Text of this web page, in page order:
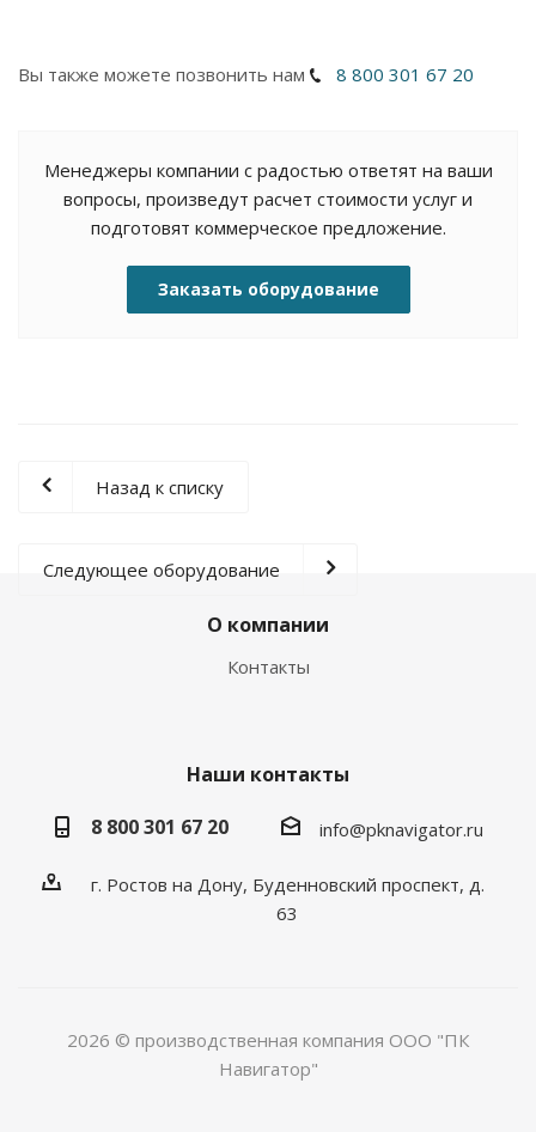
Вы также можете позвонить нам 8 800 301 67 20
Менеджеры компании с радостью ответят на ваши
вопросы, произведут расчет стоимости услуг и
подготовят коммерческое предложение.
Заказать оборудование
Назад к списку
Следующее оборудование
О компании
Контакты
Наши контакты
8 800 301 67 20
info@pknavigator.ru
г. Ростов на Дону, Буденновский проспект, д.
63
2026 © производственная компания ООО "ПК
Навигатор"